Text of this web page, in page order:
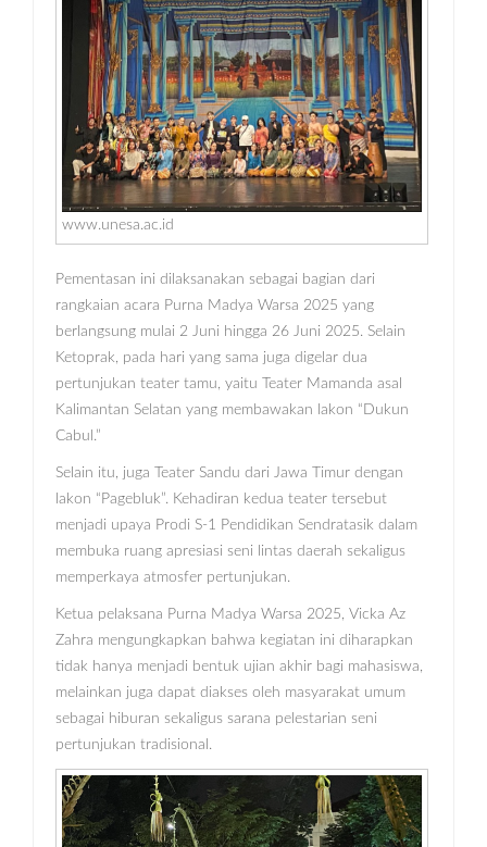
www.unesa.ac.id
Pementasan ini dilaksanakan sebagai bagian dari
rangkaian acara Purna Madya Warsa 2025 yang
berlangsung mulai 2 Juni hingga 26 Juni 2025. Selain
Ketoprak, pada hari yang sama juga digelar dua
pertunjukan teater tamu, yaitu Teater Mamanda asal
Kalimantan Selatan yang membawakan lakon “Dukun
Cabul.”
Selain itu, juga Teater Sandu dari Jawa Timur dengan
lakon “Pagebluk”. Kehadiran kedua teater tersebut
menjadi upaya Prodi S-1 Pendidikan Sendratasik dalam
membuka ruang apresiasi seni lintas daerah sekaligus
memperkaya atmosfer pertunjukan.
Ketua pelaksana Purna Madya Warsa 2025, Vicka Az
Zahra mengungkapkan bahwa kegiatan ini diharapkan
tidak hanya menjadi bentuk ujian akhir bagi mahasiswa,
melainkan juga dapat diakses oleh masyarakat umum
sebagai hiburan sekaligus sarana pelestarian seni
pertunjukan tradisional.